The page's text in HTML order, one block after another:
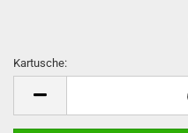
Kartusche: